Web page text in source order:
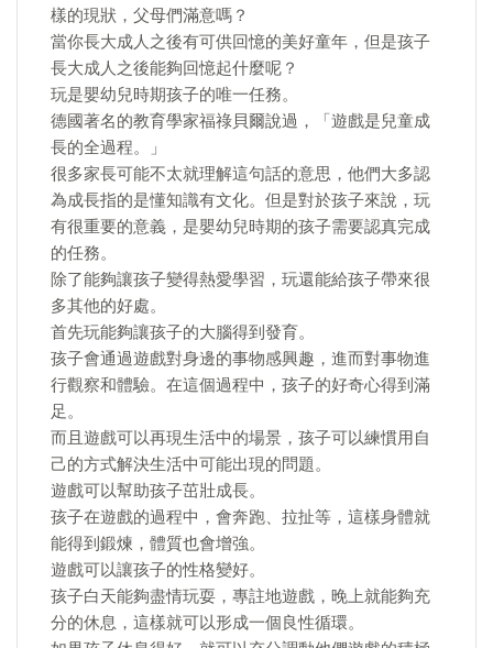
樣的現狀，父母們滿意嗎？
當你長大成人之後有可供回憶的美好童年，但是孩子
長大成人之後能夠回憶起什麼呢？
玩是嬰幼兒時期孩子的唯一任務。
德國著名的教育學家福祿貝爾說過，「遊戲是兒童成
長的全過程。」
很多家長可能不太就理解這句話的意思，他們大多認
為成長指的是懂知識有文化。但是對於孩子來說，玩
有很重要的意義，是嬰幼兒時期的孩子需要認真完成
的任務。
除了能夠讓孩子變得熱愛學習，玩還能給孩子帶來很
多其他的好處。
首先玩能夠讓孩子的大腦得到發育。
孩子會通過遊戲對身邊的事物感興趣，進而對事物進
行觀察和體驗。在這個過程中，孩子的好奇心得到滿
足。
而且遊戲可以再現生活中的場景，孩子可以練慣用自
己的方式解決生活中可能出現的問題。
遊戲可以幫助孩子茁壯成長。
孩子在遊戲的過程中，會奔跑、拉扯等，這樣身體就
能得到鍛煉，體質也會增強。
遊戲可以讓孩子的性格變好。
孩子白天能夠盡情玩耍，專註地遊戲，晚上就能夠充
分的休息，這樣就可以形成一個良性循環。